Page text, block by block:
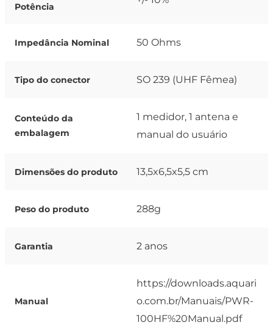
Potência
Impedância Nominal 50 Ohms
Tipo do conector SO 239 (UHF Fêmea)
Conteúdo da
embalagem
1 medidor, 1 antena e
manual do usuário
Dimensões do produto 13,5x6,5x5,5 cm
Peso do produto 288g
Garantia 2 anos
Manual
https://downloads.aquari
o.com.br/Manuais/PWR-
100HF%20Manual.pdf